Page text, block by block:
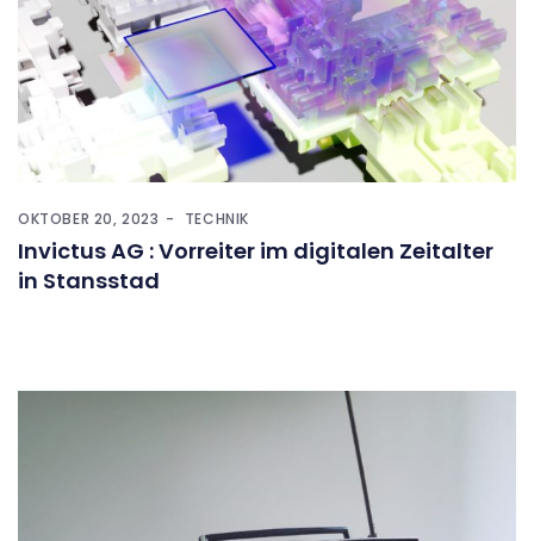
OKTOBER 20, 2023 TECHNIK
Invictus AG : Vorreiter im digitalen Zeitalter
in Stansstad